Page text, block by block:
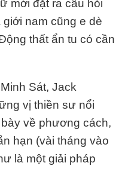
mới đặt ra câu hỏi
nam cũng e dè
thất ẩn tu có cần
Sát, Jack
vị thiền sư nổi
về phương cách,
hạn (vài tháng vào
là một giải pháp